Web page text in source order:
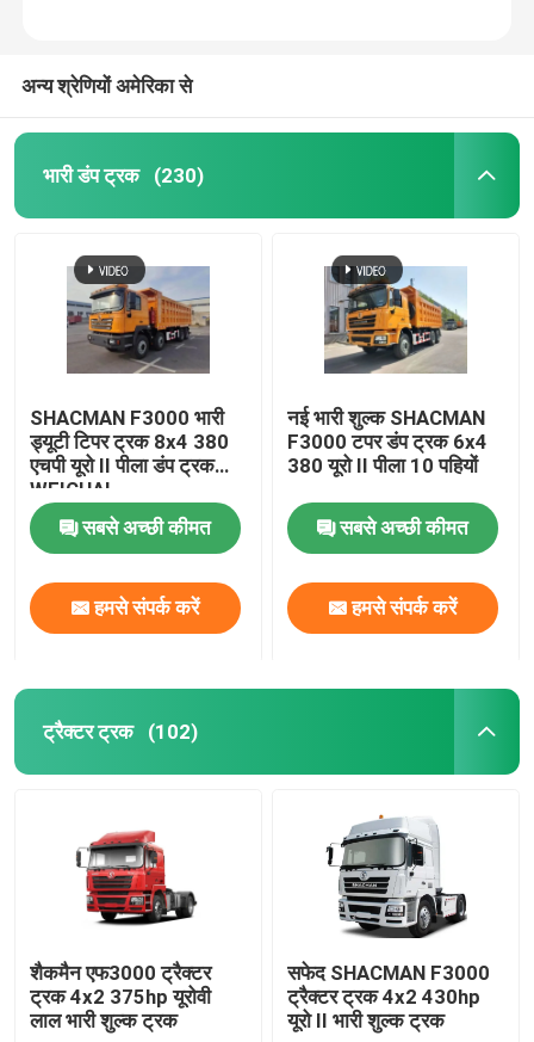
कारखाना भ्रमण
हमसे संपर्क करें
समाचार
एक उद्धरण का अनुरोध करें
भारी डंप ट्रक
ट्रैक्टर ट्रक
ठेला ट्रक
क्रेन कार्गो ट्रक
हल्का डंप ट्रक
वैन कार्गो ट्रक
अन्य श्रेणियों अमेरिका से
भारी डंप ट्रक (230)
SHACMAN F3000 भारी
ड्यूटी टिपर ट्रक 8x4 380
एचपी यूरो II पीला डंप ट्रक
WEICHAI
सबसे अच्छी कीमत
हमसे संपर्क करें
नई भारी शुल्क SHACMAN
F3000 टपर डंप ट्रक 6x4
380 यूरो II पीला 10 पहियों
सबसे अच्छी कीमत
हमसे संपर्क करें
ट्रैक्टर ट्रक (102)
शैकमैन एफ3000 ट्रैक्टर
ट्रक 4x2 375hp यूरोवी
लाल भारी शुल्क ट्रक
सफेद SHACMAN F3000
ट्रैक्टर ट्रक 4x2 430hp
यूरो II भारी शुल्क ट्रक